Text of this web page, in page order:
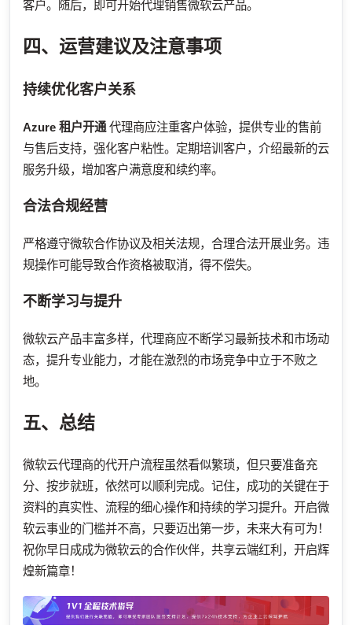
客户。随后，即可开始代理销售微软云产品。
四、运营建议及注意事项
持续优化客户关系
Azure 租户开通 代理商应注重客户体验，提供专业的售前
与售后支持，强化客户粘性。定期培训客户，介绍最新的云
服务升级，增加客户满意度和续约率。
合法合规经营
严格遵守微软合作协议及相关法规，合理合法开展业务。违
规操作可能导致合作资格被取消，得不偿失。
不断学习与提升
微软云产品丰富多样，代理商应不断学习最新技术和市场动
态，提升专业能力，才能在激烈的市场竞争中立于不败之
地。
五、总结
微软云代理商的代开户流程虽然看似繁琐，但只要准备充
分、按步就班，依然可以顺利完成。记住，成功的关键在于
资料的真实性、流程的细心操作和持续的学习提升。开启微
软云事业的门槛并不高，只要迈出第一步，未来大有可为！
祝你早日成成为微软云的合作伙伴，共享云端红利，开启辉
煌新篇章！